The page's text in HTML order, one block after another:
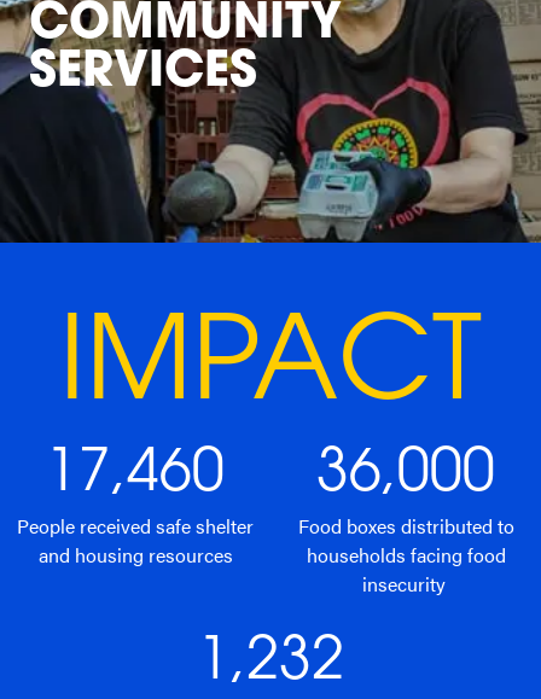
COMMUNITY
SERVICES
IMPACT
17,460
People received safe shelter
and housing resources
36,000
Food boxes distributed to
households facing food
insecurity
1,232